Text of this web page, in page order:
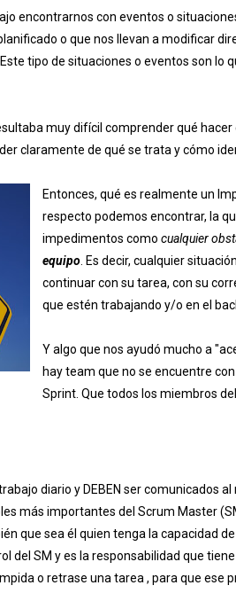
encontrarnos con eventos o
o que nos llevan a modificar
tipo de situaciones o eventos son lo
muy difícil comprender qué
claramente de qué se trata y cómo
Entonces, qué es realmente un
respecto podemos encontrar, la
impedimentos como cualquier
equipo. Es decir, cualquier
continuar con su tarea, con su
que estén trabajando y/o en el
Y algo que nos ayudó mucho a
hay team que no se encuentre
Sprint. Que todos los miembros
diario y DEBEN ser comunicados
más importantes del Scrum Master
que sea él quien tenga la capacidad
del SM y es la responsabilidad que
o retrase una tarea , para que ese